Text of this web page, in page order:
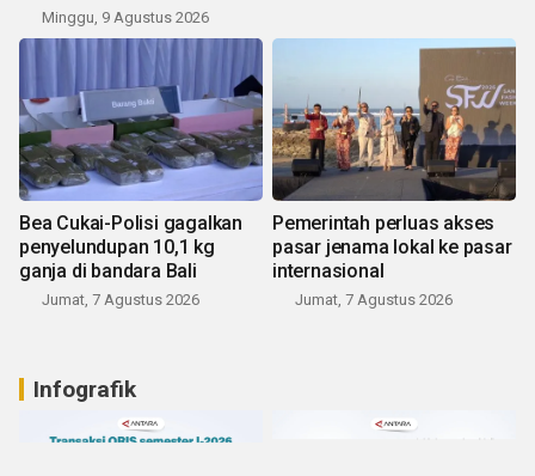
Minggu, 9 Agustus 2026
Bea Cukai-Polisi gagalkan
penyelundupan 10,1 kg
ganja di bandara Bali
Jumat, 7 Agustus 2026
Pemerintah perluas akses
pasar jenama lokal ke pasar
internasional
Jumat, 7 Agustus 2026
Infografik